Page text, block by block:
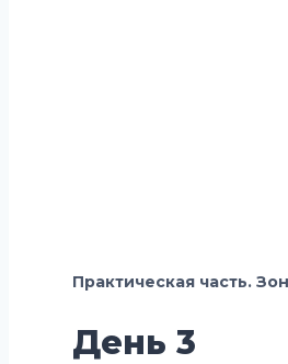
Практическая часть.
День 3